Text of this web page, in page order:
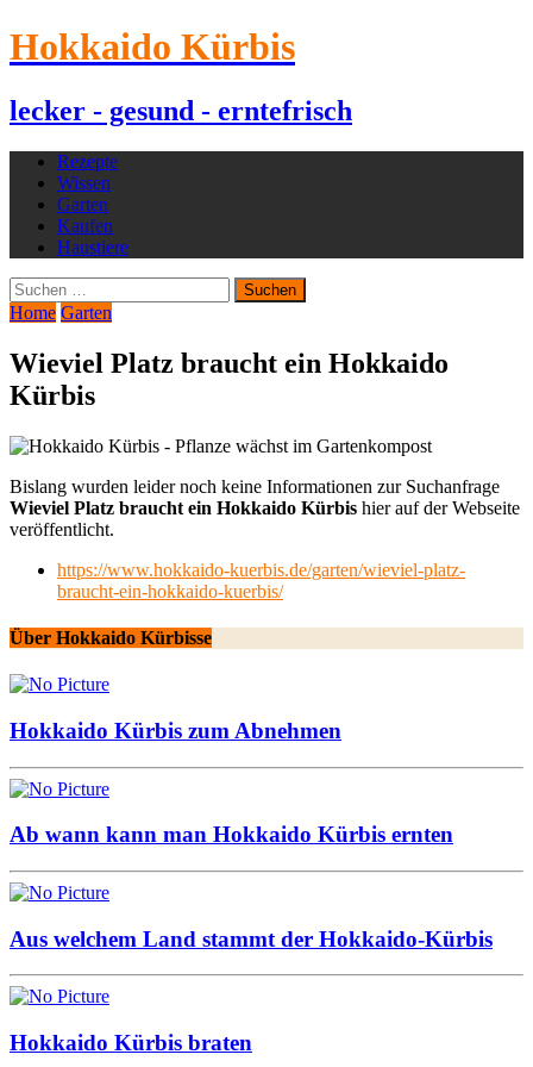
Hokkaido Kürbis
lecker - gesund - erntefrisch
Rezepte
Wissen
Garten
Kaufen
Haustiere
Suchen
nach:
Home Garten
Wieviel Platz braucht ein Hokkaido
Kürbis
Bislang wurden leider noch keine Informationen zur Suchanfrage
Wieviel Platz braucht ein Hokkaido Kürbis hier auf der Webseite
veröffentlicht.
https://www.hokkaido-kuerbis.de/garten/wieviel-platz-
braucht-ein-hokkaido-kuerbis/
Über Hokkaido Kürbisse
Hokkaido Kürbis zum Abnehmen
Ab wann kann man Hokkaido Kürbis ernten
Aus welchem Land stammt der Hokkaido-Kürbis
Hokkaido Kürbis braten